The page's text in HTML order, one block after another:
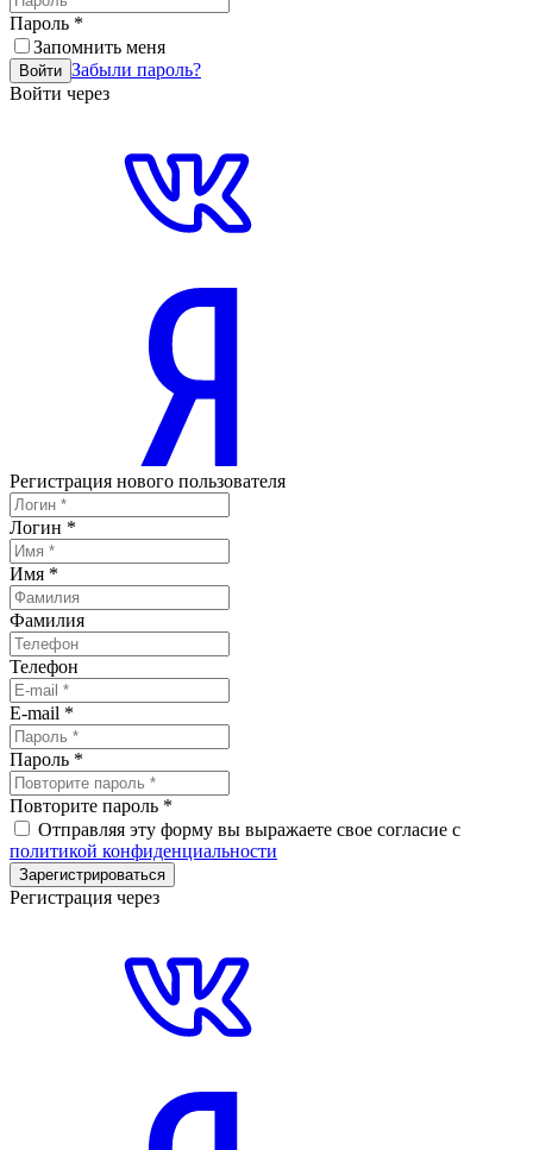
Пароль *
Запомнить меня
Войти Забыли пароль?
Войти через
Регистрация нового пользователя
Логин *
Имя *
Фамилия
Телефон
E-mail *
Пароль *
Повторите пароль *
Отправляя эту форму вы выражаете свое согласие с
политикой конфиденциальности
Зарегистрироваться
Регистрация через